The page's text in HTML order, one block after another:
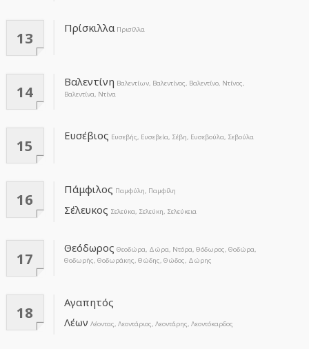
13
Πρίσκιλλα Πρισίλλα
14
Βαλεντίνη Βαλεντίων, Βαλεντίνος, Βαλεντίνο, Ντίνος,
Βαλεντίνα, Ντίνα
15
Ευσέβιος Ευσεβής, Ευσεβεία, Σέβη, Ευσεβούλα, Σεβούλα
16
Πάμφιλος Παμφύλη, Παμφίλη
Σέλευκος Σελεύκα, Σελεύκη, Σελεύκεια
17
Θεόδωρος Θεοδώρα, Δώρα, Ντόρα, Θόδωρος, Θοδώρα,
Θοδωρής, Θοδωράκης, Θώδης, Θώδος, Δώρης
18
Αγαπητός
Λέων Λέοντας, Λεοντάριος, Λεοντάρης, Λεοντόκαρδος